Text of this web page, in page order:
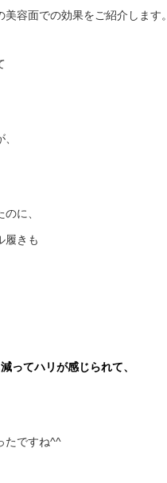
容面での効果をご紹介します。
に、
履きも
ってハリが感じられて、
たですね^^